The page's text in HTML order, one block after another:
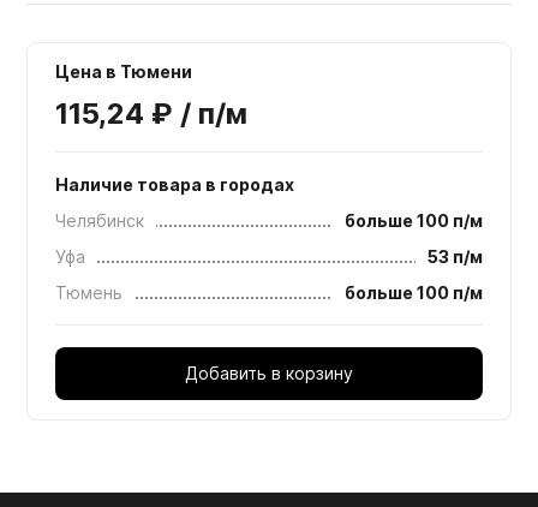
Цена в Тюмени
115,24 ₽ / п/м
Наличие товара в городах
Челябинск
больше 100 п/м
Уфа
53 п/м
Тюмень
больше 100 п/м
Добавить в корзину